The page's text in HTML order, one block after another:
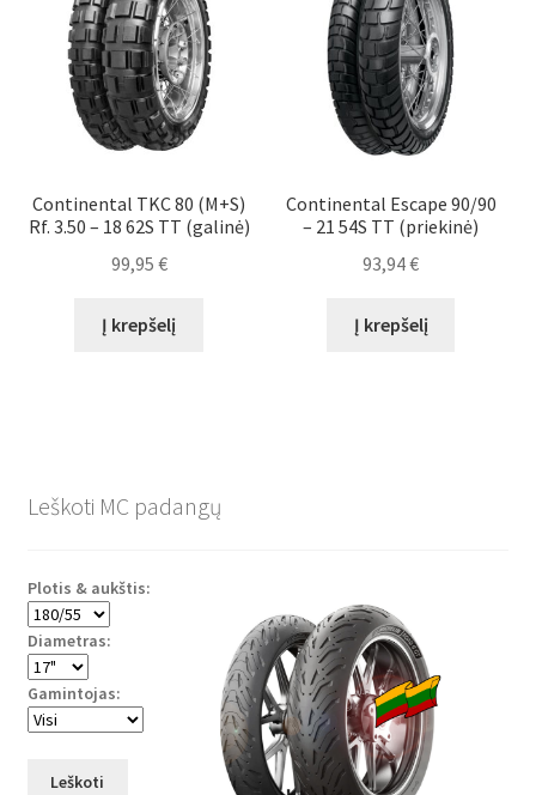
Continental TKC 80 (M+S)
Rf. 3.50 – 18 62S TT (galinė)
99,95 €
Į krepšelį
Continental Escape 90/90
– 21 54S TT (priekinė)
93,94€
Į krepšelį
Leškoti MC padangų
Plotis & aukštis:
Diametras:
Gamintojas:
Leškoti